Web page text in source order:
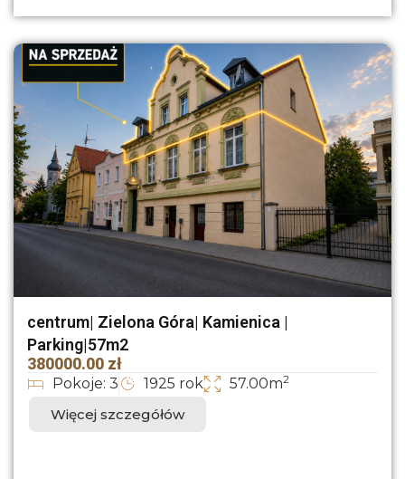
centrum| Zielona Góra| Kamienica |
Parking|57m2
380000.00 zł
Pokoje: 3 1925 rok 57.00m2
Więcej szczegółów